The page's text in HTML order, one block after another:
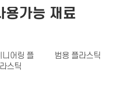
용가능 재료
니어링 플
라스틱
범용 플라스틱